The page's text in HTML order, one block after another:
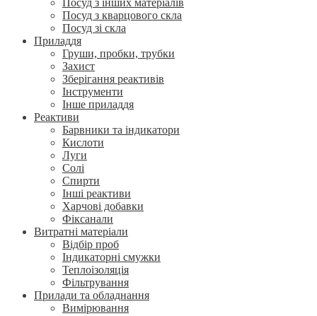
Посуд з інших матеріалів
Посуд з кварцового скла
Посуд зі скла
Приладдя
Груши, пробки, трубки
Захист
Зберігання реактивів
Інструменти
Інше приладдя
Реактиви
Барвники та індикатори
Кислоти
Луги
Солі
Спирти
Інші реактиви
Харчові добавки
Фіксанали
Витратні матеріали
Відбір проб
Індикаторні смужки
Теплоізоляція
Фільтрування
Прилади та обладнання
Вимірювання